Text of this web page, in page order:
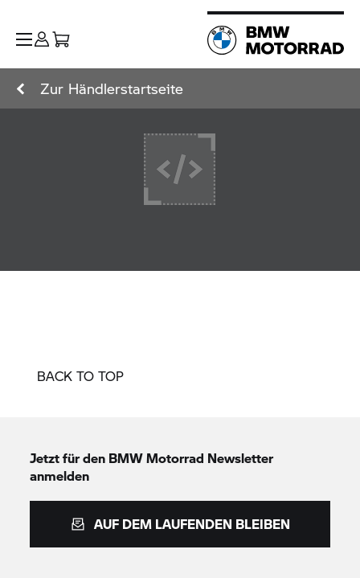
Zur Händlerstartseite
BACK TO TOP
Jetzt für den BMW Motorrad Newsletter
anmelden
AUF DEM LAUFENDEN BLEIBEN